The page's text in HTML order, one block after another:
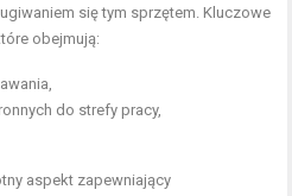
się tym sprzętem. Kluczowe
obejmują:
do strefy pracy,
aspekt zapewniający